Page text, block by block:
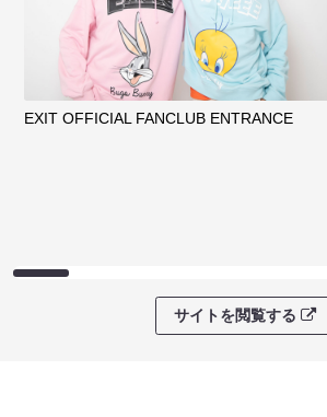
EXIT OFFICIAL FANCLUB ENTRANCE
サイトを閲覧する